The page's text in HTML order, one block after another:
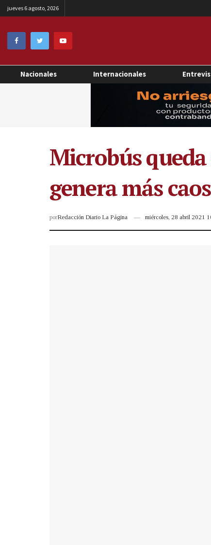
jueves 6 agosto, 2026
Nacionales Internacionales
Microbús queda
genera más
porRedacción Diario La Página miércoles, 28 abril 2021